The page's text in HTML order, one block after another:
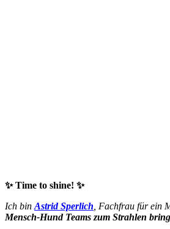
✨ Time to shine! ✨
Ich bin Astrid Sperlich , Fachfrau für ein
Mensch-Hund Teams zum Strahlen